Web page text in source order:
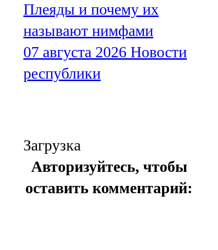
Плеяды и почему их
называют нимфами
07 августа 2026 Новости
республики
Загрузка
Авторизуйтесь, чтобы
оставить комментарий: